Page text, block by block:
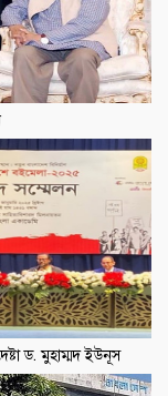
ড. মুহাম্মদ ইউনূস